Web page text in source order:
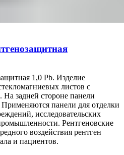
1,0 Pb. Изделие
листов с
задней стороне панели
панели для отделки
исследовательских
Рентгеновские
воздействия рентген
и пациентов.